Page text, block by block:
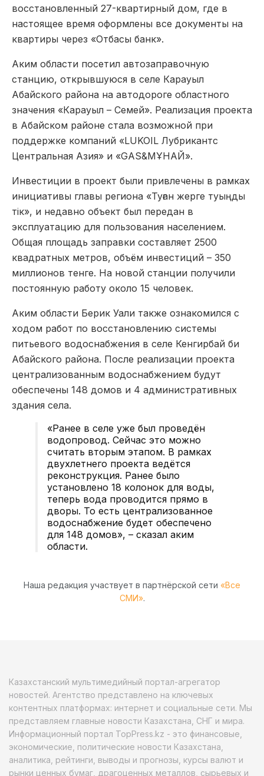
восстановленный 27-квартирный дом, где в
настоящее время оформлены все документы на
квартиры через «Отбасы банк».
Аким области посетил автозаправочную
станцию, открывшуюся в селе Карауыл
Абайского района на автодороге областного
значения «Карауыл – Семей». Реализация проекта
в Абайском районе стала возможной при
поддержке компаний «LUKOIL Лубрикантс
Центральная Азия» и «GAS&MҰНАЙ».
Инвестиции в проект были привлечены в рамках
инициативы главы региона «Туған жерге туыңды
тік», и недавно объект был передан в
эксплуатацию для пользования населением.
Общая площадь заправки составляет 2500
квадратных метров, объём инвестиций – 350
миллионов тенге. На новой станции получили
постоянную работу около 15 человек.
Аким области Берик Уали также ознакомился с
ходом работ по восстановлению системы
питьевого водоснабжения в селе Кенгирбай би
Абайского района. После реализации проекта
централизованным водоснабжением будут
обеспечены 148 домов и 4 административных
здания села.
«Ранее в селе уже был проведён
водопровод. Сейчас это можно
считать вторым этапом. В рамках
двухлетнего проекта ведётся
реконструкция. Ранее было
установлено 18 колонок для воды,
теперь вода проводится прямо в
дворы. То есть централизованное
водоснабжение будет обеспечено
для 148 домов», – сказал аким
области.
Наша редакция участвует в партнёрской сети «Все
СМИ».
Казахстанский мультимедийный портал-агрегатор
новостей. Агентство представлено на ключевых
контентных платформах: интернет и социальные сети. Мы
представляем главные новости Казахстана, СНГ и мира.
Информационный портал TopPress.kz - это финансовые,
экономические, политические новости Казахстана,
аналитика, рейтинги, выводы и прогнозы, курсы валют и
рынки ценных бумаг, драгоценных металлов, сырьевых и